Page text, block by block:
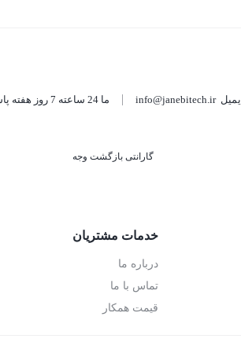
ایمیلinfo@janebitech.ir ما 24 ساعته 7 روز هفته پاسخگوی شما هستیم.
گارانتی بازگشت وجه
خدمات مشتریان
درباره ما
تماس با ما
قیمت همکار